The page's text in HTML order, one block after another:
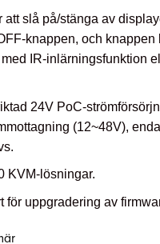
att slå på/stänga av
knappen, och knappen
IR-inlärningsfunktion
24V PoC-
(12~48V),
KVM-lösningar.
för uppgradering av